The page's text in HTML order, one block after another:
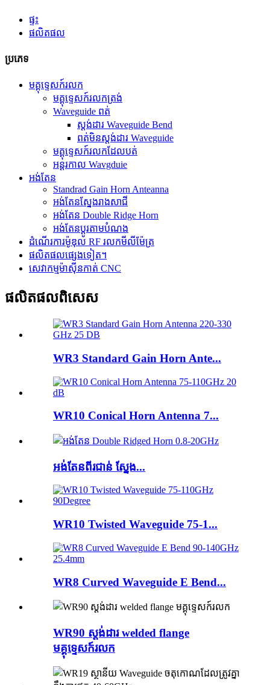
ផ្ទះ
ផលិតផល
ប្រភេទ
មគ្គុទ្ទេសក៍រលក
មគ្គុទ្ទេសក៍រលកត្រង់
Waveguide ពត់
ស្តង់ដារ Waveguide Bend
ពត់មិនស្តង់ដារ Waveguide
មគ្គុទ្ទេសក៍រលកដែលបត់
អន្តរកាល Wavgduie
អង់តែន
Standrad Gain Horn Anteanna
អង់តែនស្នែងរាងសាជី
អង់តែន Double Ridge Horn
អង់តែនប្ដូរតាមបំណង
ដំណើរការម៉ូឌុល RF រលកមីលីម៉ែត្រ
ផលិតផលផ្សេងទៀត។
សេវាកម្មម៉ាស៊ីនកាត់ CNC
ផលិតផល​ពិសេស
WR3 Standard Gain Horn Ante...
WR10 Conical Horn Antenna 7...
អង់តែនពីរជាន់ ស្នែង...
WR10 Twisted Waveguide 75-1...
WR8 Curved Waveguide E Bend...
WR90 ស្ដង់ដារ welded flange
មគ្គុទ្ទេសក៍រលក